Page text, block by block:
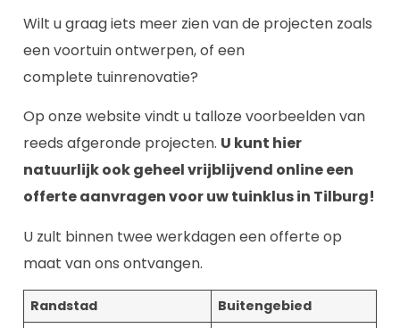
Wilt u graag iets meer zien van de projecten zoals
een voortuin ontwerpen, of een
complete tuinrenovatie?
Op onze website vindt u talloze voorbeelden van
reeds afgeronde projecten. U kunt hier
natuurlijk ook geheel vrijblijvend online een
offerte aanvragen voor uw tuinklus in Tilburg!
U zult binnen twee werkdagen een offerte op
maat van ons ontvangen.
Randstad
Buitengebied